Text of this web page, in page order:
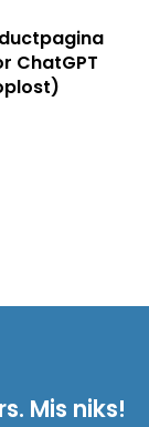
ChatGPT
Mis niks!